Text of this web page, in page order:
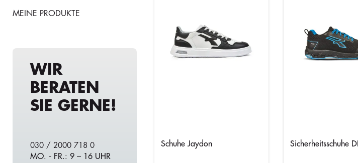
MEINE PRODUKTE
WIR
BERATEN
SIE GERNE!
030 / 2000 718 0
MO. - FR.: 9 – 16 UHR
Schuhe Jaydon Sicherheitsschuhe